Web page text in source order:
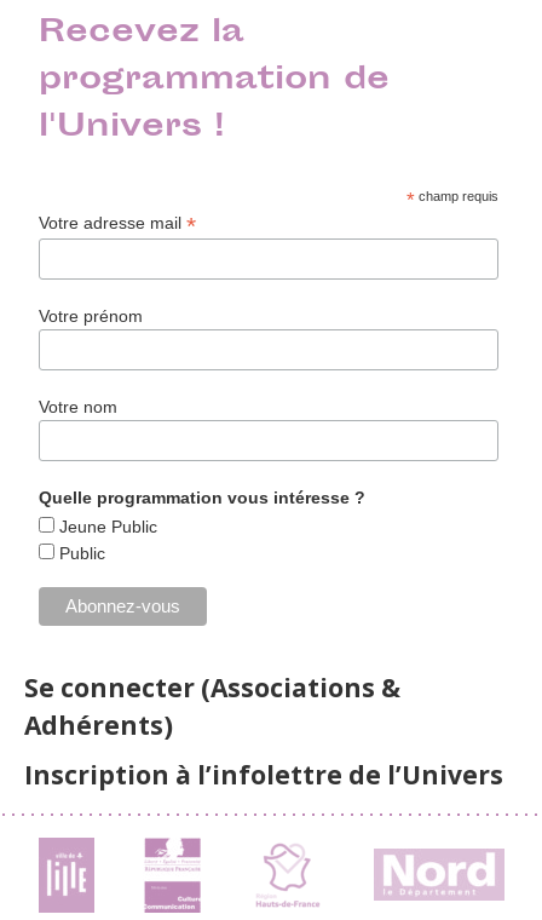
Recevez la
programmation de
l'Univers !
* champ requis
Votre adresse mail*
Votre prénom
Votre nom
Quelle programmation vous intéresse ?
Jeune Public
Public
Se connecter (Associations &
Adhérents)
Inscription à l’infolettre de l’Univers